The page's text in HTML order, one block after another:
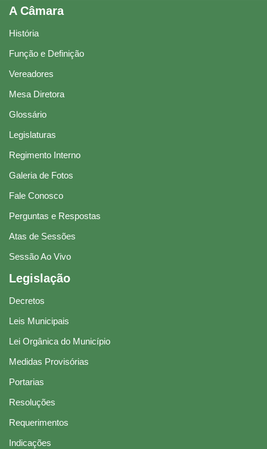
A Câmara
História
Função e Definição
Vereadores
Mesa Diretora
Glossário
Legislaturas
Regimento Interno
Galeria de Fotos
Fale Conosco
Perguntas e Respostas
Atas de Sessões
Sessão Ao Vivo
Legislação
Decretos
Leis Municipais
Lei Orgânica do Município
Medidas Provisórias
Portarias
Resoluções
Requerimentos
Indicações